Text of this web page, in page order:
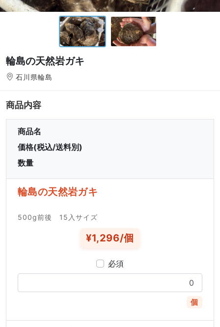
輪島の天然岩ガキ
石川県輪島
商品内容
商品名
価格(税込/送料別)
数量
輪島の天然岩ガキ
500g前後 15入サイズ
¥1,296/個
必須
個